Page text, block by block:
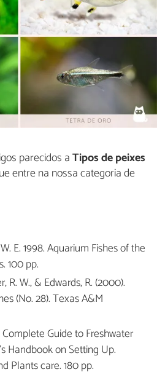
parecidos aTipos de peixes
entre na nossa categoria de
E. 1998. Aquarium Fishes of the
100 pp.
R. W., & Edwards, R. (2000).
(No. 28). Texas A&M
Guide to Freshwater
Handbook on Setting Up.
Plants care. 180 pp.